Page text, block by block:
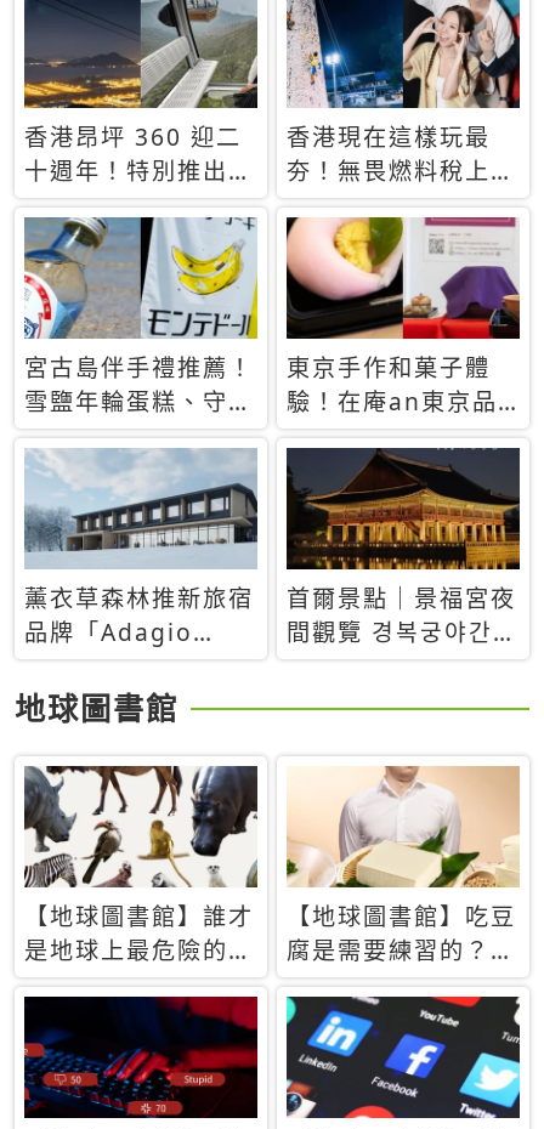
休才去圓夢 (附8.5
萬次下載峇里島地
圖)😍
支援中文
香港昂坪 360 迎二
十週年！特別推出
「夜間纜車」，輕旅
行帶你搶先揭秘台灣
專屬禮遇
香港現在這樣玩最
夯！無畏燃料稅上
漲，現在買自由行只
要8888元起
宮古島伴手禮推薦！
雪鹽年輪蛋糕、守護
君餅乾，10款必買
清單
東京手作和菓子體
驗！在庵an東京品
味本格派日本茶道
薰衣草森林推新旅宿
品牌「Adagio
Retreat」！首間選
址北海道8月開幕
首爾景點｜景福宮夜
間觀覽 경복궁야간관
람：2026年開放時
間、購票方式、實訪
與夜晚截然不同的宮
殿魅力
地球圖書館
【地球圖書館】誰才
是地球上最危險的動
物？人類喜好決定哪
些動物「揹黑鍋」
【地球圖書館】吃豆
腐是需要練習的？當
西方人試圖用「煉
乳」配上那塊無味的
白色豆腐